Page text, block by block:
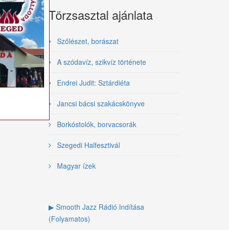
Törzsasztal ajánlata
Szőlészet, borászat
A szódavíz, szikvíz története
Endrei Judit: Sztárdiéta
Jancsi bácsi szakácskönyve
Borkóstolók, borvacsorák
Szegedi Halfesztivál
Magyar ízek
▶ Smooth Jazz Rádió Indítása
(Folyamatos)